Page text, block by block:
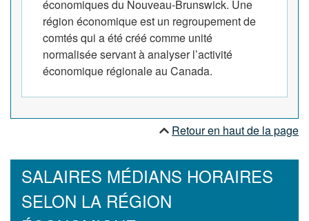
économiques du Nouveau-Brunswick. Une
région économique est un regroupement de
comtés qui a été créé comme unité
normalisée servant à analyser l’activité
économique régionale au Canada.
Retour en haut de la page
SALAIRES MÉDIANS HORAIRES
SELON LA RÉGION